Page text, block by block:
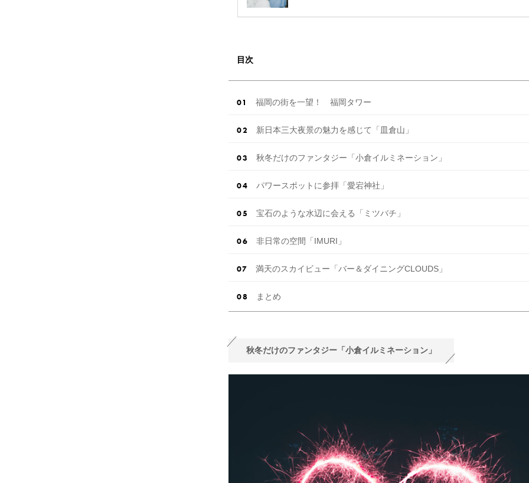
ンペーン特典ランキングを公開！ 比較サイト：プラコレ、ゼクシィ、
目次
福岡の街を一望！ 福岡タワー
新日本三大夜景の魅力を感じて「皿倉山」
秋冬だけのファンタジー「小倉イルミネーション」
パワースポットに参拝「愛宕神社」
宝石のような水辺に会える「ミツバチ」
非日常の空間「IMURI」
満天のスカイビュー「バー＆ダイニングCLOUDS」
まとめ
秋冬だけのファンタジー「小倉イルミネーション」